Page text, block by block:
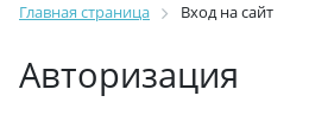
Главная страница Вход на сайт
Авторизация